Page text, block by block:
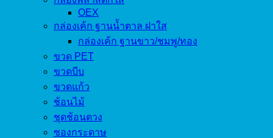
OEX
กล่องเค้ก ฐานน้ำตาล ฝาใส
กล่องเค้ก ฐานขาว/ชมพู/ทอง
ขวด PET
ขวดบีบ
ขวดแก้ว
ช้อนไม้
ชุดช้อนตวง
ซองกระดาษ